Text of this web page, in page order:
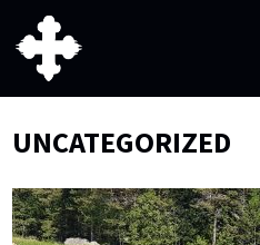
UNCATEGORIZED